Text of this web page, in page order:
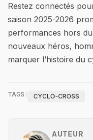
Restez connectés
saison 2025-2026
performances hors
nouveaux héros,
marquer l’histoire du
TAGS : CYCLO-CROSS
AUTEUR